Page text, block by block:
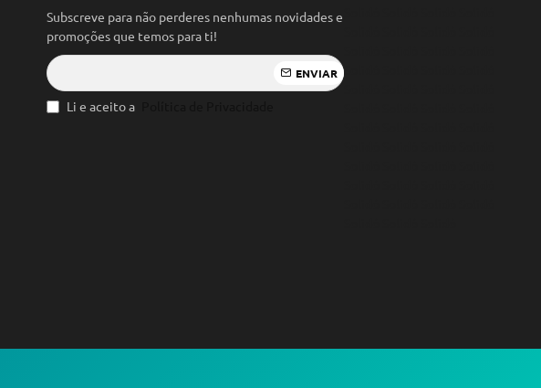
Subscreve para não perderes nenhumas novidades e
promoções que temos para ti!
ENVIAR
Li e aceito a